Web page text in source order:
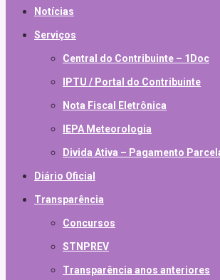
Notícias
Serviços
Central do Contribuinte – 1Doc
IPTU / Portal do Contribuinte
Nota Fiscal Eletrônica
IEPA Meteorologia
Divida Ativa – Pagamento
Diário Oficial
Transparência
Concursos
STNPREV
Transparência anos anteriores